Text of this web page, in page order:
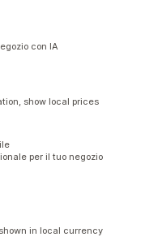
con IA
show local prices
per il tuo negozio
in local currency